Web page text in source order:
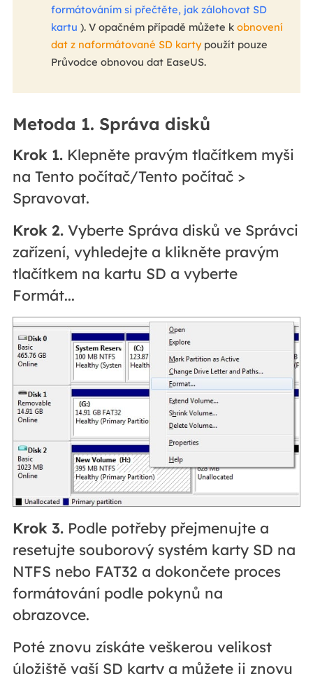
formátováním si přečtěte, jak zálohovat SD
kartu ). V opačném případě můžete k obnovení
dat z naformátované SD kartypoužít pouze
Průvodce obnovou dat EaseUS.
Metoda 1. Správa disků
Krok 1.Klepněte pravým tlačítkem myši
na Tento počítač/Tento počítač >
Spravovat.
Krok 2.Vyberte Správa disků ve Správci
zařízení, vyhledejte a klikněte pravým
tlačítkem na kartu SD a vyberte
Formát...
Krok 3.Podle potřeby přejmenujte a
resetujte souborový systém karty SD na
NTFS nebo FAT32 a dokončete proces
formátování podle pokynů na
obrazovce.
Poté znovu získáte veškerou velikost
úložiště vaší SD karty a můžete ji znovu